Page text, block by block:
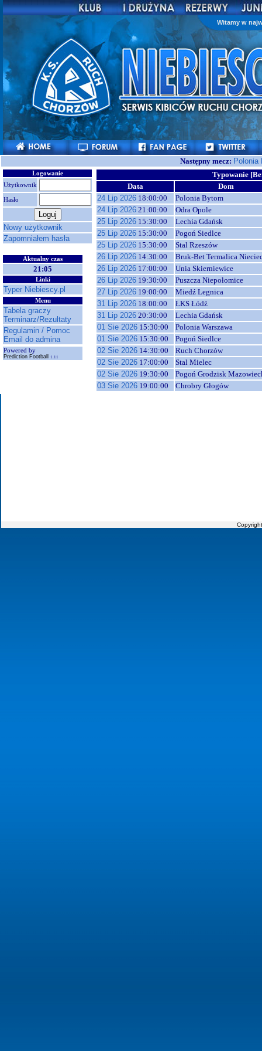
Witamy w
Następny mecz:
Logowanie
Użytkownik
Hasło
Nowy użytkownik
Zapomniałem hasła
Aktualny czas
21:05
Linki
Typer Niebiescy.pl
Menu
Tabela graczy
Terminarz/Rezultaty
Regulamin / Pomoc
Email do admina
Powered by
Prediction Football 1.11
Typowanie
Data
Dom
24 Lip 2026 18:00:00
Polonia Bytom
24 Lip 2026 21:00:00
Odra Opole
25 Lip 2026 15:30:00
Lechia Gdańsk
25 Lip 2026 15:30:00
Pogoń Siedlce
25 Lip 2026 15:30:00
Stal Rzeszów
26 Lip 2026 14:30:00
Bruk-Bet Termalica
26 Lip 2026 17:00:00
Unia Skierniewice
26 Lip 2026 19:30:00
Puszcza Niepołomice
27 Lip 2026 19:00:00
Miedź Legnica
31 Lip 2026 18:00:00
ŁKS Łódź
31 Lip 2026 20:30:00
Lechia Gdańsk
01 Sie 2026 15:30:00
Polonia Warszawa
01 Sie 2026 15:30:00
Pogoń Siedlce
02 Sie 2026 14:30:00
Ruch Chorzów
02 Sie 2026 17:00:00
Stal Mielec
02 Sie 2026 19:30:00
Pogoń Grodzisk
03 Sie 2026 19:00:00 Chrobry Głogów